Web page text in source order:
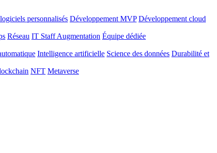
personnalisés Développement MVP Développement cloud
Réseau IT Staff Augmentation Équipe dédiée
Intelligence artificielle Science des données Durabilité et
NFT Metaverse